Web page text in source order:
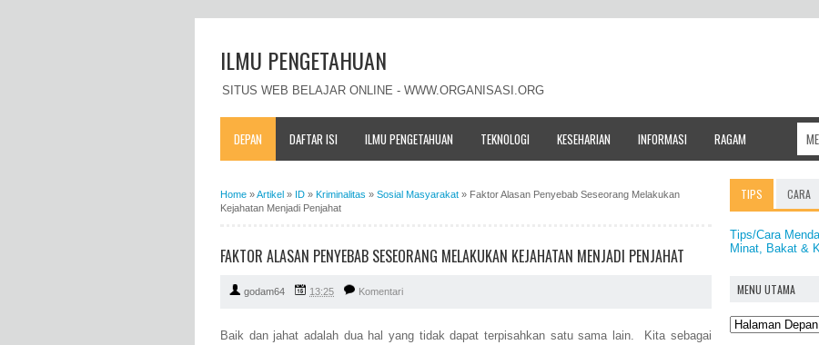
ILMU PENGETAHUAN
SITUS WEB BELAJAR ONLINE - WWW.ORGANISASI.ORG
DEPAN DAFTAR ISI ILMU PENGETAHUAN TEKNOLOGI KESEHARIAN INFORMASI RAGAM
Home »Artikel » ID » Kriminalitas » Sosial Masyarakat » Faktor Alasan Penyebab Seseorang Melakukan
Kejahatan Menjadi Penjahat
FAKTOR ALASAN PENYEBAB SESEORANG MELAKUKAN KEJAHATAN MENJADI PENJAHAT
godam64 13:25 Komentari
Baik dan jahat adalah dua hal yang tidak dapat terpisahkan satu sama lain. Kita sebagai
TIPS CARA
Tips/Cara
Minat, Bakat &
MENU UTAMA